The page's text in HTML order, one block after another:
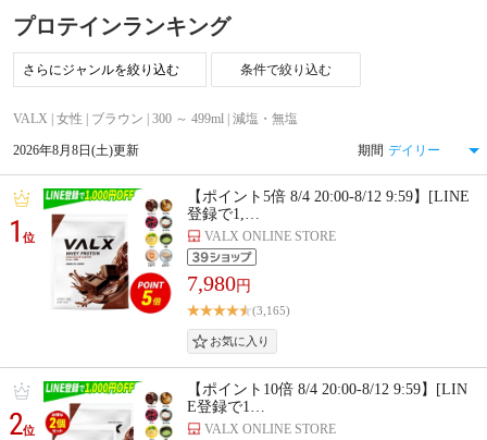
プロテインランキング
条件で絞り込む
VALX | 女性 | ブラウン | 300 ～ 499ml | 減塩・無塩
2026年8月8日(土)更新 期間
1位
【ポイント5倍 8/4 20:00-8/12 9:59】[LINE
登録で1,…
VALX ONLINE STORE
7,980円
(3,165)
2位
【ポイント10倍 8/4 20:00-8/12 9:59】[LIN
E登録で1…
VALX ONLINE STORE